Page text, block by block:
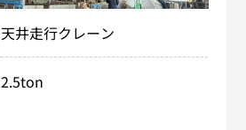
天井走行クレーン
2.5ton